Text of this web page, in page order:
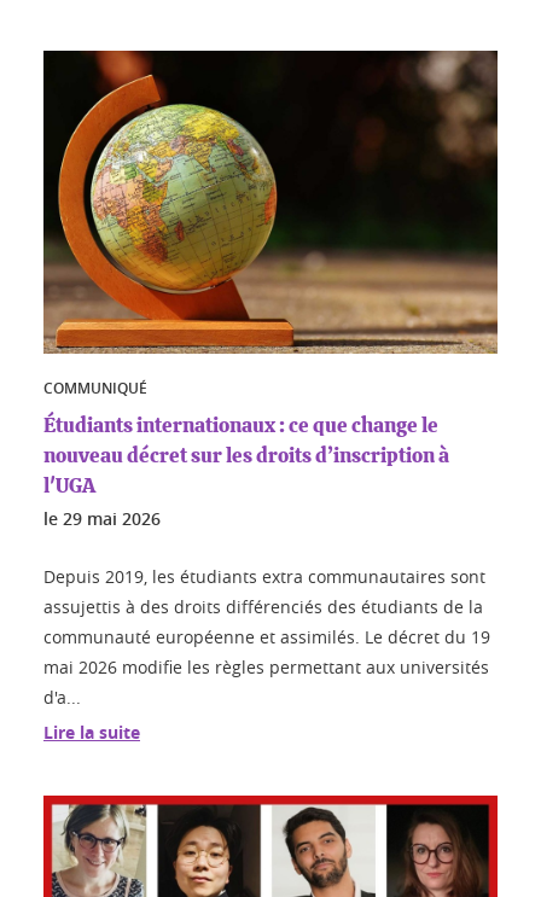
COMMUNIQUÉ
Étudiants internationaux : ce que change le
nouveau décret sur les droits d’inscription à
l'UGA
le 29 mai 2026
Depuis 2019, les étudiants extra communautaires sont
assujettis à des droits différenciés des étudiants de la
communauté européenne et assimilés. Le décret du 19
mai 2026 modifie les règles permettant aux universités
d'a...
Lire la suite